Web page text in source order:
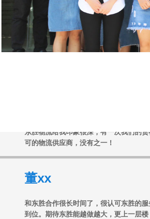
可的物流供应商，没有之一！
到位。期待东胜能越做越大，更上一层楼